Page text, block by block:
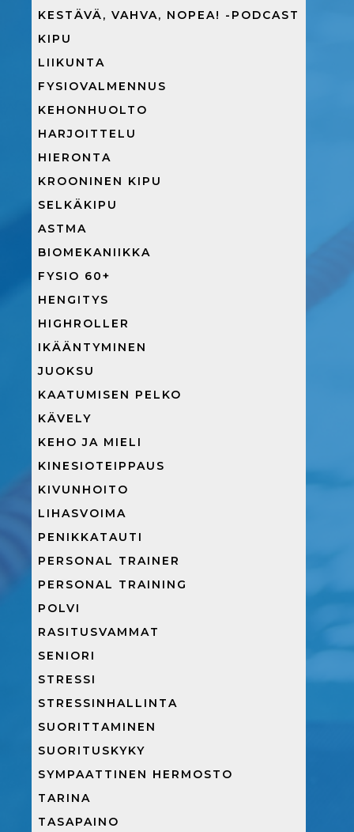
KESTÄVÄ, VAHVA, NOPEA! -PODCAST
KIPU
LIIKUNTA
FYSIOVALMENNUS
KEHONHUOLTO
HARJOITTELU
HIERONTA
KROONINEN KIPU
SELKÄKIPU
ASTMA
BIOMEKANIIKKA
FYSIO 60+
HENGITYS
HIGHROLLER
IKÄÄNTYMINEN
JUOKSU
KAATUMISEN PELKO
KÄVELY
KEHO JA MIELI
KINESIOTEIPPAUS
KIVUNHOITO
LIHASVOIMA
PENIKKATAUTI
PERSONAL TRAINER
PERSONAL TRAINING
POLVI
RASITUSVAMMAT
SENIORI
STRESSI
STRESSINHALLINTA
SUORITTAMINEN
SUORITUSKYKY
SYMPAATTINEN HERMOSTO
TARINA
TASAPAINO